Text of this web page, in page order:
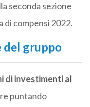
seconda sezione
di compensi 2022.
del gruppo
di investimenti al
puntando